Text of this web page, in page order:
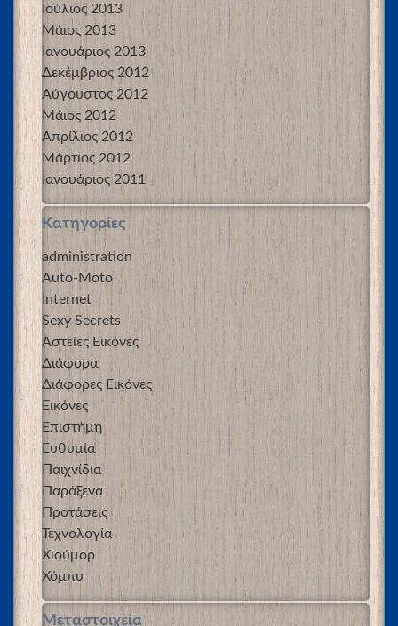
Ιούλιος 2013
Μάιος 2013
Ιανουάριος 2013
Δεκέμβριος 2012
Αύγουστος 2012
Μάιος 2012
Απρίλιος 2012
Μάρτιος 2012
Ιανουάριος 2011
Kατηγορίες
administration
Auto-Moto
Internet
Sexy Secrets
Αστείες Εικόνες
Διάφορα
Διάφορες Εικόνες
Εικόνες
Επιστήμη
Ευθυμία
Παιχνίδια
Παράξενα
Προτάσεις
Τεχνολογία
Χιούμορ
Χόμπυ
Μεταστοιχεία